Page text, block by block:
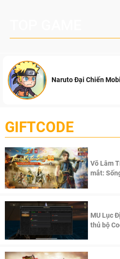
Naruto Đại Chiến
GIFTCODE
Võ Lâm
mắt:
MU Lục
thủ bộ